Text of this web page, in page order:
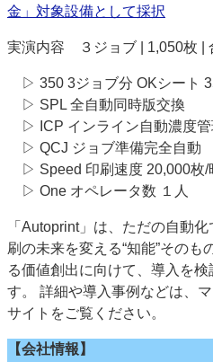
金」対象設備として採択
実演内容 ３ジョブ | 1,050枚 |
▷ 350 3ジョブ分 OKシート
▷ SPL 全自動同時版交換
▷ ICP インライン自動濃度管
▷ QCJ ジョブ準備完全自動
▷ Speed 印刷速度 20,000枚/
▷ One オペレータ数 １人
「Autoprint」は、ただの自動
刷の未来を変える“知能”その
る価値創出に向けて、導入を
す。 詳細や導入事例などは、
サイトをご覧ください。
【会社情報】